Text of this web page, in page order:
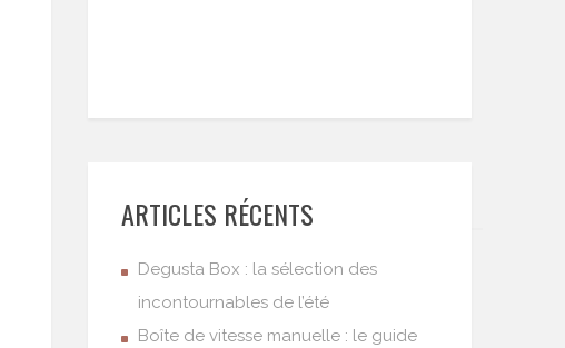
ARTICLES RÉCENTS
Degusta Box : la sélection des
incontournables de l’été
Boîte de vitesse manuelle : le guide